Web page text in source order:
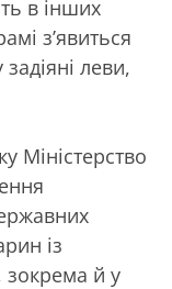
в інших
з’явиться
леви,
Міністерство
із
зокрема й у